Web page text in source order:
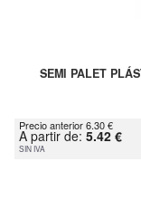
SEMI PALET
Precio anterior 6.30 €
A partir de: 5.42 €
SIN IVA